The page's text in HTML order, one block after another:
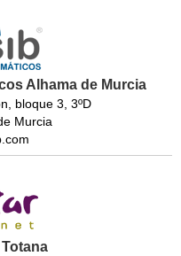
Alhama de Murcia
bloque 3, 3ºD
Murcia